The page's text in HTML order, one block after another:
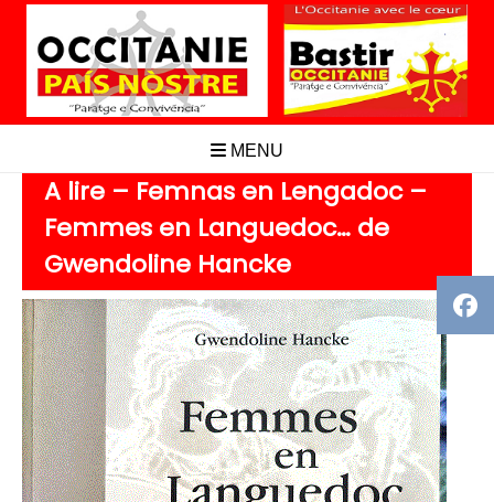
Aller
contenu
MENU
A lire – Femnas en Lengadoc –
Femmes en Languedoc… de
Gwendoline Hancke